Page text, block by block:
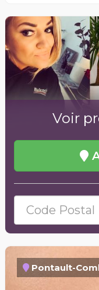
Voir
Pontault-